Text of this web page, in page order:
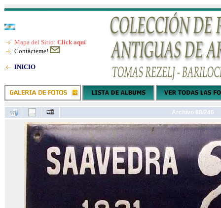
Mapa del Sitio: Click aquí
Contácteme!
INICIO
Archivo 68/246